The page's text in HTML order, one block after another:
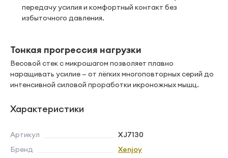
передачу усилия и комфортный контакт без
избыточного давления.
Тонкая прогрессия нагрузки
Весовой стек с микрошагом позволяет плавно
наращивать усилие — от лёгких многоповторных серий до
интенсивной силовой проработки икроножных мышц.
Характеристики
Артикул
XJ7130
Бренд
Xenjoy